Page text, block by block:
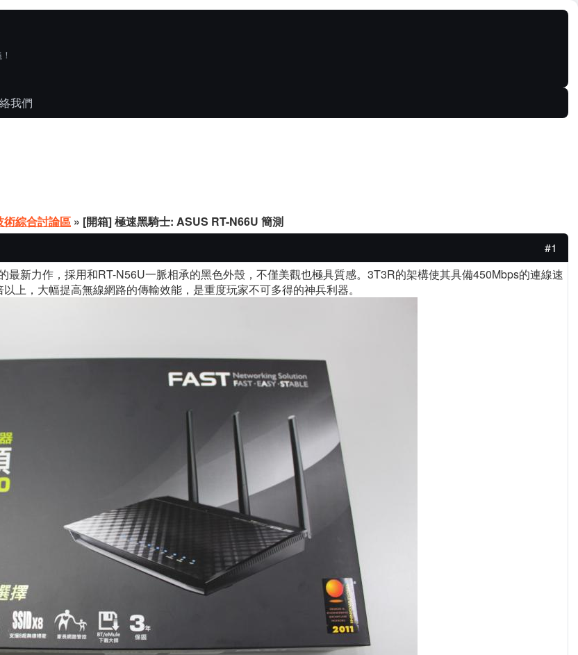
我們
術綜合討論區 » [開箱] 極速黑騎士: ASUS RT-N66U 簡測
#1
最新力作，採用和RT-N56U一脈相承的黑色外殼，不僅美觀也極具質感。3T3R的架構使其具備450Mbps的連線速
上，大幅提高無線網路的傳輸效能，是重度玩家不可多得的神兵利器。